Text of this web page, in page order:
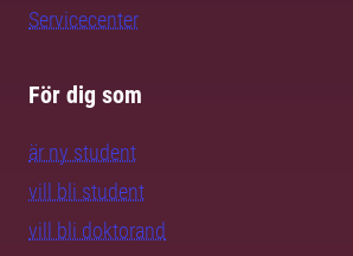
Servicecenter
För dig som
är ny student
vill bli student
vill bli doktorand